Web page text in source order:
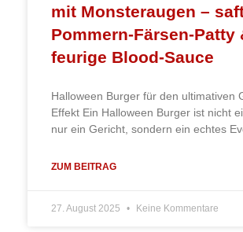
mit Monsteraugen –
Pommern-Färsen-Patty
feurige Blood-Sauce
Halloween Burger für den ultimativen
Effekt Ein Halloween Burger ist nicht
nur ein Gericht, sondern ein echtes
ZUM BEITRAG
27. August 2025 Keine Kommentare